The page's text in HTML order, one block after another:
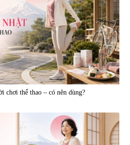
mạch, ngừa tai biến Elastin Plus
& Nattokinase Hokoen 80 viên
|0
980.000 đ
Viên uống hỗ trợ cải thiện thoát
vị đĩa đệm Kyoto Has 30 viên
chơi thể thao – có nên dùng?